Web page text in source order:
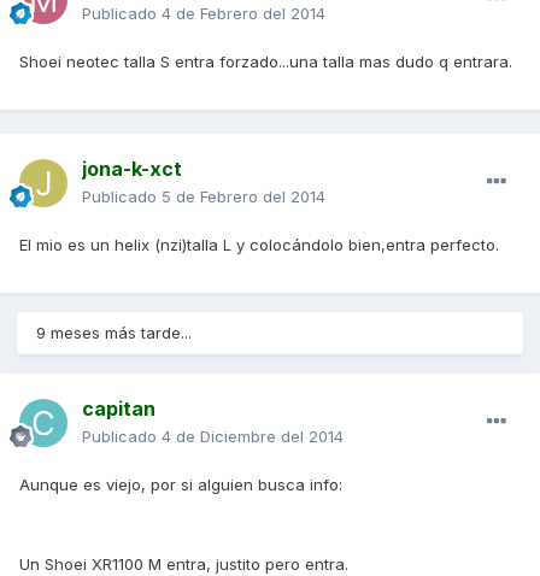
Publicado 4 de Febrero del 2014
Shoei neotec talla S entra forzado...una talla mas dudo q entrara.
jona-k-xct
Publicado 5 de Febrero del 2014
El mio es un helix (nzi)talla L y colocándolo bien,entra perfecto.
9 meses más tarde...
capitan
Publicado 4 de Diciembre del 2014
Aunque es viejo, por si alguien busca info:
Un Shoei XR1100 M entra, justito pero entra.